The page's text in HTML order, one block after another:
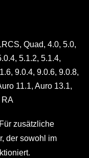
Quad, 4.0, 5.0,
5.1.2, 5.1.4,
9.0.4, 9.0.6, 9.0.8,
11.1, Auro 13.1,
RA
zusätzliche
der sowohl im